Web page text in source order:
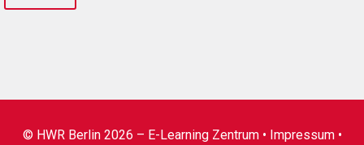
© HWR Berlin 2026 – E-Learning Zentrum • Impressum•